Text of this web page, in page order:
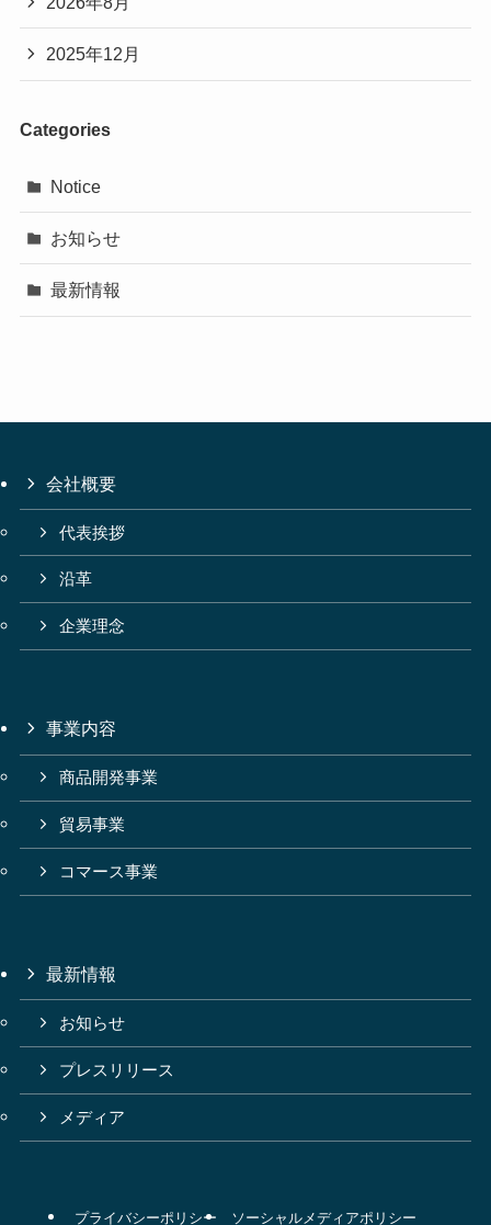
2025年12月
Categories
Notice
お知らせ
最新情報
会社概要
代表挨拶
沿革
企業理念
事業内容
商品開発事業
貿易事業
コマース事業
最新情報
お知らせ
プレスリリース
メディア
プライバシーポリシー ソーシャルメディアポリシー